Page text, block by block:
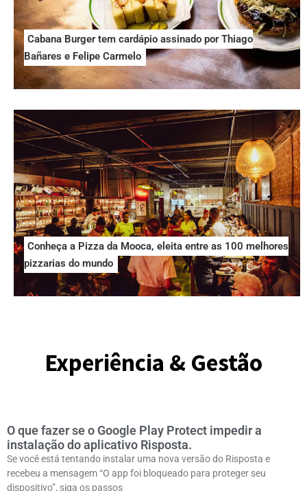
Cabana Burger tem cardápio assinado por Thiago
Bañares e Felipe Carmelo
Conheça a Pizza da Mooca, eleita entre as 100 melhores
pizzarias do mundo
Experiência & Gestão
O que fazer se o Google Play Protect impedir a
instalação do aplicativo Risposta.
Se você está tentando instalar uma nova versão do Risposta e
recebeu a mensagem “O app foi bloqueado para proteger seu